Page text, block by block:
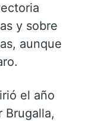
y sobre
aunque
el año